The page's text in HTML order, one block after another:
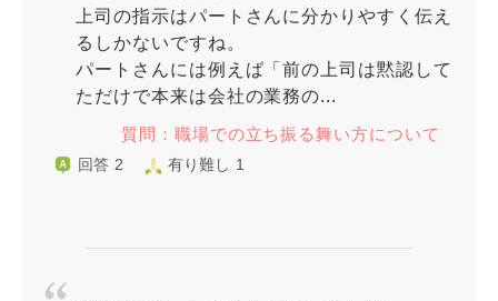
上司の指示はパートさんに分かりやすく伝え
るしかないですね。
パートさんには例えば「前の上司は黙認して
ただけで本来は会社の業務の...
質問：職場での立ち振る舞い方について
回答 2 有り難し 1